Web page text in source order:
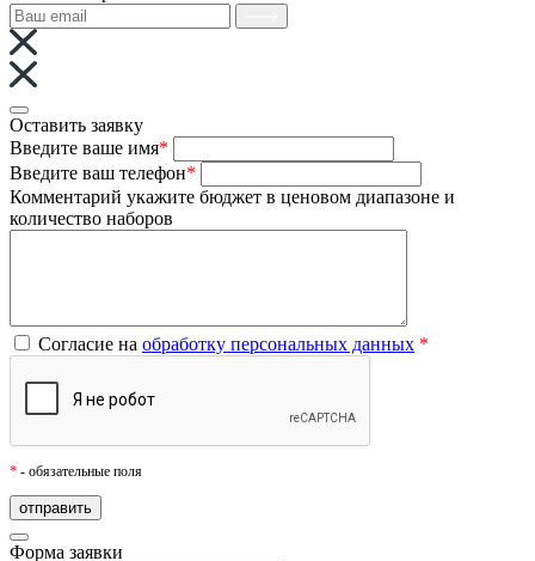
Оставить заявку
Введите ваше имя*
Введите ваш телефон*
Комментарий укажите бюджет в ценовом диапазоне и
количество наборов
Согласие на обработку персональных данных *
* - обязательные поля
Форма заявки